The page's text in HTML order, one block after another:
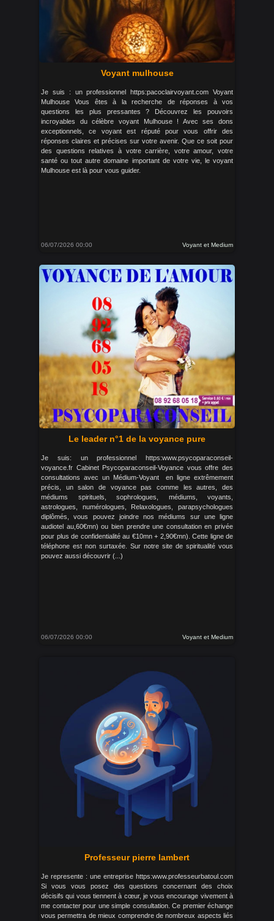
Voyant mulhouse
Je suis : un professionnel https:pacoclairvoyant.com Voyant
Mulhouse Vous êtes à la recherche de réponses à vos
questions les plus pressantes ? Découvrez les pouvoirs
incroyables du célèbre voyant Mulhouse ! Avec ses dons
exceptionnels, ce voyant est réputé pour vous offrir des
réponses claires et précises sur votre avenir. Que ce soit pour
des questions relatives à votre carrière, votre amour, votre
santé ou tout autre domaine important de votre vie, le voyant
Mulhouse est là pour vous guider.
06/07/2026 00:00 Voyant et Medium
Le leader n°1 de la voyance pure
Je suis: un professionnel https:www.psycoparaconseil-
voyance.fr Cabinet Psycoparaconseil-Voyance vous offre des
consultations avec un Médium-Voyant en ligne extrêmement
précis, un salon de voyance pas comme les autres, des
médiums spirituels, sophrologues, médiums, voyants,
astrologues, numérologues, Relaxologues, parapsychologues
diplômés, vous pouvez joindre nos médiums sur une ligne
audiotel au,60€mn) ou bien prendre une consultation en privée
pour plus de confidentialité au €10mn + 2,90€mn). Cette ligne de
téléphone est non surtaxée. Sur notre site de spiritualité vous
pouvez aussi découvrir (...)
06/07/2026 00:00 Voyant et Medium
Professeur pierre lambert
Je represente : une entreprise https:www.professeurbatoul.com
Si vous vous posez des questions concernant des choix
décisifs qui vous tiennent à cœur, je vous encourage vivement à
me contacter pour une simple consultation. Ce premier échange
vous permettra de mieux comprendre de nombreux aspects liés